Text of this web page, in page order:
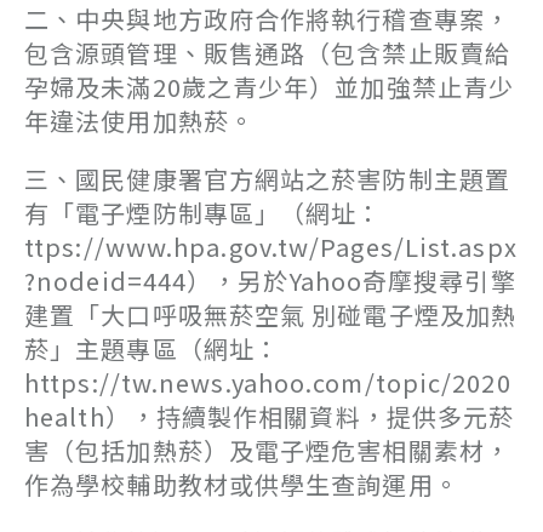
二、中央與地方政府合作將執行稽查專案，
包含源頭管理、販售通路（包含禁止販賣給
孕婦及未滿20歲之青少年）並加強禁止青少
年違法使用加熱菸。
三、國民健康署官方網站之菸害防制主題置
有「電子煙防制專區」（網址：
ttps://www.hpa.gov.tw/Pages/List.aspx
?nodeid=444），另於Yahoo奇摩搜尋引擎
建置「大口呼吸無菸空氣 別碰電子煙及加熱
菸」主題專區（網址：
https://tw.news.yahoo.com/topic/2020
health），持續製作相關資料，提供多元菸
害（包括加熱菸）及電子煙危害相關素材，
作為學校輔助教材或供學生查詢運用。